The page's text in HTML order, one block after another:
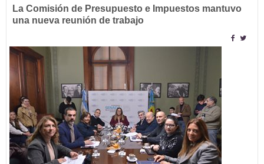
La Comisión de Presupuesto e Impuestos mantuvo
una nueva reunión de trabajo